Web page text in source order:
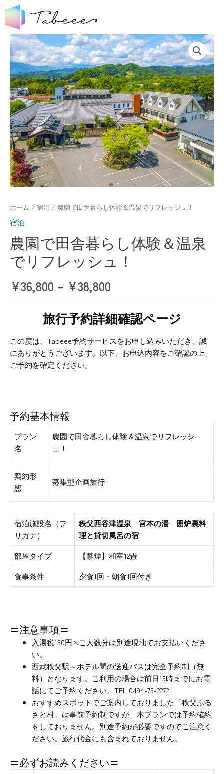
ホーム / 宿泊 / 農園で田舎暮らし体験＆温泉でリフレッシュ！
宿泊
農園で田舎暮らし体験＆温泉
でリフレッシュ！
¥36,800 – ¥38,800
旅行予約詳細確認ページ
この度は、Tabeee予約サービスをお申し込みいただき、誠
にありがとうございます。以下、お申込内容をご確認の上、
ご予約を確定ください。
予約基本情報
プラン
名
農園で田舎暮らし体験＆温泉でリフレッシ
ュ！
契約形
態
募集型企画旅行
宿泊施設名（フ
リガナ）
秩父西谷津温泉 宮本の湯 囲炉裏料
理と貸切風呂の宿
部屋タイプ
【禁煙】和室12畳
食事条件
夕食1回・朝食1回付き
=注意事項=
入湯税150円×ご人数分は別途現地でお支払いくださ
い。
西武秩父駅～ホテル間の送迎バスは完全予約制（無
料）となります。ご利用の場合は前日15時までにお電
話にてご予約ください。TEL 0494-75-2272
おすすめスポットでご案内しておりました「秩父ふる
さと村」は事前予約制ですが、本プランでは予約確約
をしておりません。別途予約が必要ですのでご注意く
ださい。旅行代金にも含まれておりません。
=必ずお読みください=